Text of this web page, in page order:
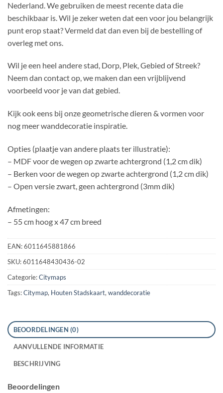
Nederland. We gebruiken de meest recente data die
beschikbaar is. Wil je zeker weten dat een voor jou belangrijk
punt erop staat? Vermeld dat dan even bij de bestelling of
overleg met ons.
Wil je een heel andere stad, Dorp, Plek, Gebied of Streek?
Neem dan contact op, we maken dan een vrijblijvend
voorbeeld voor je van dat gebied.
Kijk ook eens bij onze geometrische dieren & vormen voor
nog meer wanddecoratie inspiratie.
Opties (plaatje van andere plaats ter illustratie):
– MDF voor de wegen op zwarte achtergrond (1,2 cm dik)
– Berken voor de wegen op zwarte achtergrond (1,2 cm dik)
– Open versie zwart, geen achtergrond (3mm dik)
Afmetingen:
– 55 cm hoog x 47 cm breed
EAN:6011645881866
SKU:6011648430436-02
Categorie:Citymaps
Tags:Citymap, Houten Stadskaart, wanddecoratie
BEOORDELINGEN (0)
AANVULLENDE INFORMATIE
BESCHRIJVING
Beoordelingen